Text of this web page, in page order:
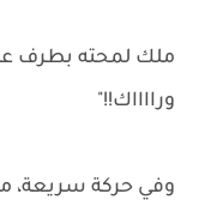
ملك لمحته بطرف
ورااااك!!"
وفي حركة سريعة،